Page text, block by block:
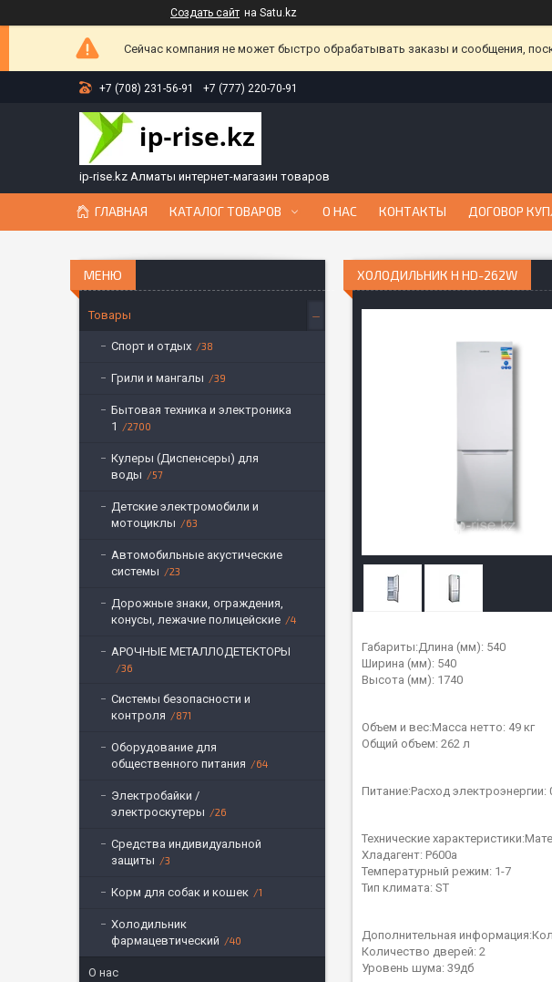
Создать сайт на Satu.kz
Сейчас компания не может быстро обрабатывать заказы и сообщения,
+7 (708) 231-56-91 +7 (777) 220-70-91
ip-rise.kz Алматы интернет-магазин товаров
ГЛАВНАЯ КАТАЛОГ ТОВАРОВ О НАС КОНТАКТЫ ДОГОВОР
ХОЛОДИЛЬНИК H HD-262W
Габариты:Длина (мм): 540
Ширина (мм): 540
Высота (мм): 1740
Объем и вес:Масса нетто: 49 кг
Общий объем: 262 л
Питание:Расход электроэнергии:
Технические
Хладагент: Р600а
Температурный режим: 1-7
Тип климата: ST
Дополнительная
Количество дверей: 2
Уровень шума: 39дб
Товары
Спорт и отдых 38
Грили и мангалы 39
Бытовая техника и электроника
1
2700
Кулеры (Диспенсеры) для
воды
57
Детские электромобили и
мотоциклы
63
Автомобильные акустические
системы
23
Дорожные знаки, ограждения,
конусы, лежачие полицейские
4
АРОЧНЫЕ МЕТАЛЛОДЕТЕКТОРЫ
36
Системы безопасности и
контроля
871
Оборудование для
общественного питания
64
Электробайки /
электроскутеры
26
Средства индивидуальной
защиты
3
Корм для собак и кошек 1
Холодильник
фармацевтический
40
О нас